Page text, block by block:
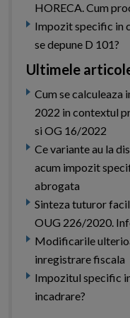
HORECA. Cum
Impozit specific in
se depune D 101?
Ultimele
Cum se calculeaza
2022 in contextul
si OG 16/2022
Ce variante au la
acum impozit
abrogata
Sinteza tuturor
OUG 226/2020.
Modificarile
inregistrare fiscala
Impozitul specific
incadrare?